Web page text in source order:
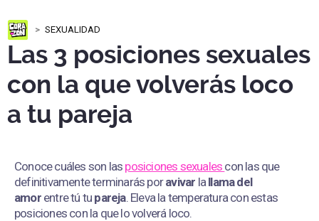
SEXUALIDAD
Las 3 posiciones sexuales
con la que volverás loco
a tu pareja
Conoce cuáles son las posiciones sexuales con las que
definitivamente terminarás poravivar la llama del
amor entre tú tu pareja. Eleva la temperatura con estas
posiciones con la que lo volverá loco.